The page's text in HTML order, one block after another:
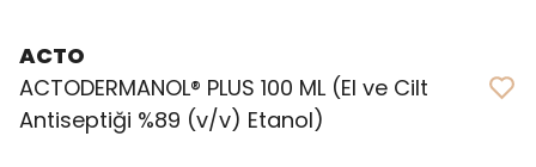
ACTO
ACTODERMANOL® PLUS 100 ML (El ve Cilt
Antiseptiği %89 (v/v) Etanol)